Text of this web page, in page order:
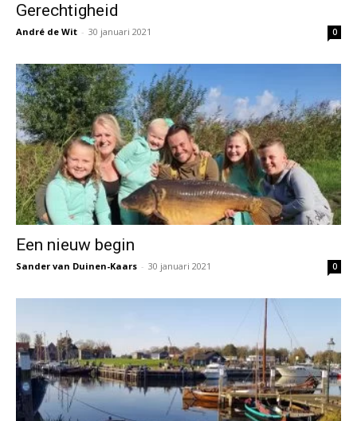
Gerechtigheid
André de Wit - 30 januari 2021 0
Een nieuw begin
Sander van Duinen-Kaars - 30 januari 2021 0